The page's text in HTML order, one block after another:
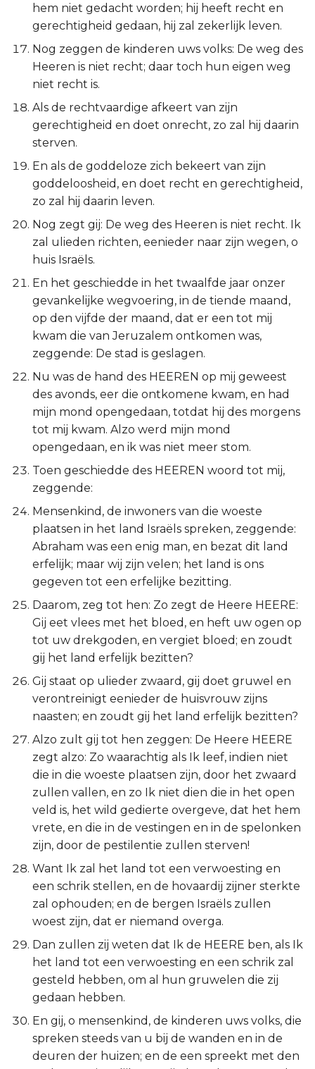
hem niet gedacht worden; hij heeft recht en
gerechtigheid gedaan, hij zal zekerlijk leven.
Nog zeggen de kinderen uws volks: De weg des
Heeren is niet recht; daar toch hun eigen weg
niet recht is.
Als de rechtvaardige afkeert van zijn
gerechtigheid en doet onrecht, zo zal hij daarin
sterven.
En als de goddeloze zich bekeert van zijn
goddeloosheid, en doet recht en gerechtigheid,
zo zal hij daarin leven.
Nog zegt gij: De weg des Heeren is niet recht. Ik
zal ulieden richten, eenieder naar zijn wegen, o
huis Israëls.
En het geschiedde in het twaalfde jaar onzer
gevankelijke wegvoering, in de tiende maand,
op den vijfde der maand, dat er een tot mij
kwam die van Jeruzalem ontkomen was,
zeggende: De stad is geslagen.
Nu was de hand des HEEREN op mij geweest
des avonds, eer die ontkomene kwam, en had
mijn mond opengedaan, totdat hij des morgens
tot mij kwam. Alzo werd mijn mond
opengedaan, en ik was niet meer stom.
Toen geschiedde des HEEREN woord tot mij,
zeggende:
Mensenkind, de inwoners van die woeste
plaatsen in het land Israëls spreken, zeggende:
Abraham was een enig man, en bezat dit land
erfelijk; maar wij zijn velen; het land is ons
gegeven tot een erfelijke bezitting.
Daarom, zeg tot hen: Zo zegt de Heere HEERE:
Gij eet vlees met het bloed, en heft uw ogen op
tot uw drekgoden, en vergiet bloed; en zoudt
gij het land erfelijk bezitten?
Gij staat op ulieder zwaard, gij doet gruwel en
verontreinigt eenieder de huisvrouw zijns
naasten; en zoudt gij het land erfelijk bezitten?
Alzo zult gij tot hen zeggen: De Heere HEERE
zegt alzo: Zo waarachtig als Ik leef, indien niet
die in die woeste plaatsen zijn, door het zwaard
zullen vallen, en zo Ik niet dien die in het open
veld is, het wild gedierte overgeve, dat het hem
vrete, en die in de vestingen en in de spelonken
zijn, door de pestilentie zullen sterven!
Want Ik zal het land tot een verwoesting en
een schrik stellen, en de hovaardij zijner sterkte
zal ophouden; en de bergen Israëls zullen
woest zijn, dat er niemand overga.
Dan zullen zij weten dat Ik de HEERE ben, als Ik
het land tot een verwoesting en een schrik zal
gesteld hebben, om al hun gruwelen die zij
gedaan hebben.
En gij, o mensenkind, de kinderen uws volks, die
spreken steeds van u bij de wanden en in de
deuren der huizen; en de een spreekt met den